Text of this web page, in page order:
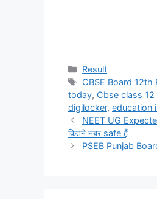
Categories
Result
Tags
CBSE Board 12th
today, Cbse class
digilocker, education
NEET UG
कितने नंबर safe हैं
PSEB Punjab